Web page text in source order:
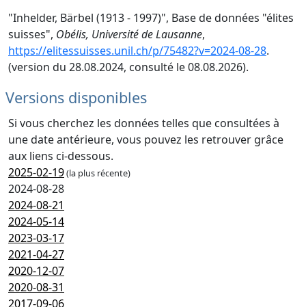
"Inhelder, Bärbel (1913 - 1997)", Base de données "élites
suisses", Obélis, Université de Lausanne,
https://elitessuisses.unil.ch/p/75482?v=2024-08-28.
(version du 28.08.2024, consulté le 08.08.2026).
Versions disponibles
Si vous cherchez les données telles que consultées à
une date antérieure, vous pouvez les retrouver grâce
aux liens ci-dessous.
2025-02-19(la plus récente)
2024-08-28
2024-08-21
2024-05-14
2023-03-17
2021-04-27
2020-12-07
2020-08-31
2017-09-06